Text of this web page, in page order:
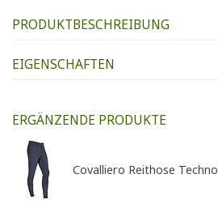
PRODUKTBESCHREIBUNG
EIGENSCHAFTEN
ERGÄNZENDE PRODUKTE
Covalliero Reithose Techno